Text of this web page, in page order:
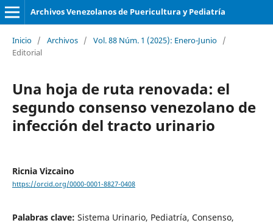
Archivos Venezolanos de Puericultura y Pediatría
Inicio / Archivos / Vol. 88 Núm. 1 (2025): Enero-Junio /
Editorial
Una hoja de ruta renovada: el
segundo consenso venezolano de
infección del tracto urinario
Ricnia Vizcaino
https://orcid.org/0000-0001-8827-0408
Palabras clave: Sistema Urinario, Pediatría, Consenso,